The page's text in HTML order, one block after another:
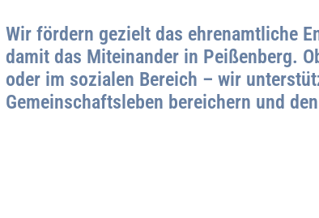
Wir fördern gezielt das ehrenamtliche
damit das Miteinander in Peißenberg.
oder im sozialen Bereich – wir
Gemeinschaftsleben bereichern und